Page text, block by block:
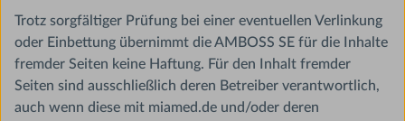
Trotz sorgfältiger Prüfung bei einer eventuellen Verlinkung
oder Einbettung übernimmt die AMBOSS SE für die Inhalte
fremder Seiten keine Haftung. Für den Inhalt fremder
Seiten sind ausschließlich deren Betreiber verantwortlich,
auch wenn diese mit miamed.de und/oder deren